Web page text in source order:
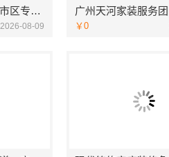
苏州百年豪庭新材料市区专业家装服务，老房翻新拎包入住
2026-08-09 ￥0